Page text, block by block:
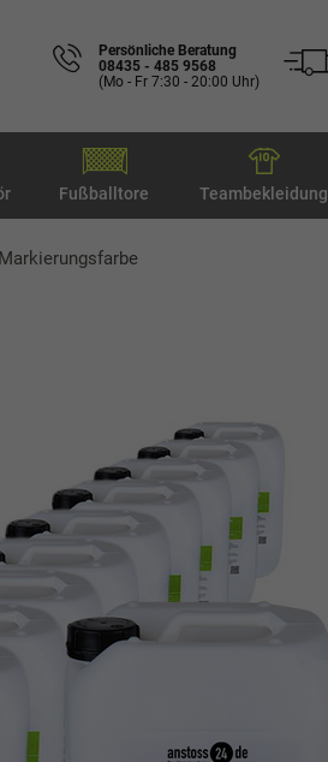
Persönliche Beratung
08435 - 485 9568
(Mo - Fr 7:30 - 20:00 Uhr)
Fußballtore Teambekleidung
Markierungsfarbe